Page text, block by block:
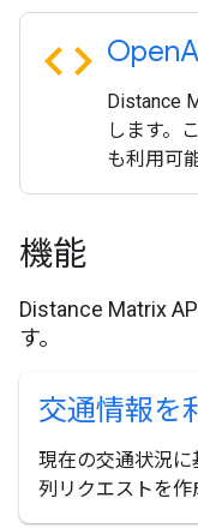
code Open
Distance
します。
も利用可
機能
Distance Matrix
す。
交通情報を
現在の交通状況
列リクエストを作